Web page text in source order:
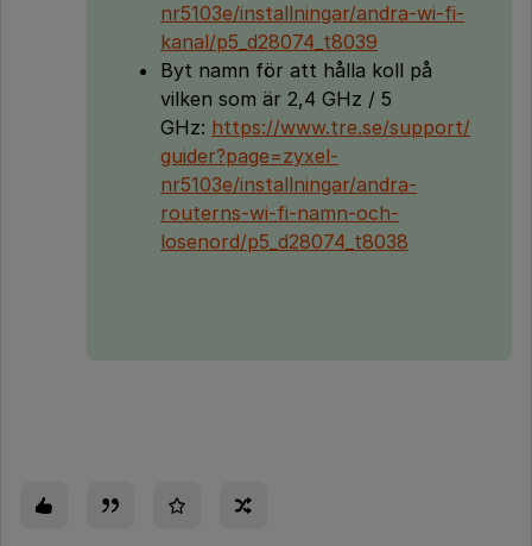
nr5103e/installningar/andra-wi-fi-
kanal/p5_d28074_t8039
Byt namn för att hålla koll på
vilken som är 2,4 GHz / 5
GHz: https://www.tre.se/support/
guider?page=zyxel-
nr5103e/installningar/andra-
routerns-wi-fi-namn-och-
losenord/p5_d28074_t8038